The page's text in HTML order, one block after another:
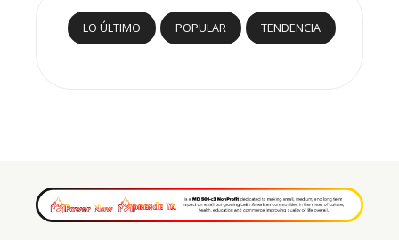
LO ÚLTIMO POPULAR TENDENCIA